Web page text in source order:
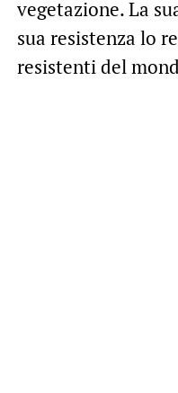
vegetazione. La
sua resistenza lo
resistenti del